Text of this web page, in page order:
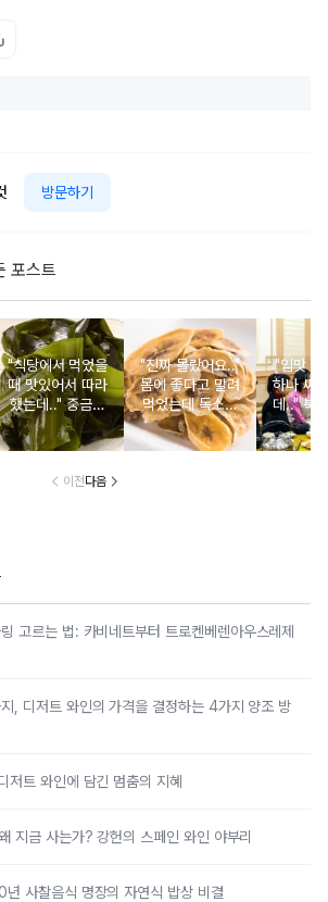
방문하기
포스트
"식당에서 먹었을
때 맛있어서 따라
했는데.." 중금속
싹 다 빠질 줄 몰
랐어요
"진짜 몰랐어요.."
몸에 좋다고 말려
먹었는데 독소를
먹고 있었던 의외
의 음식
"입맛 없
하나 싸
데.." 북
외로 안
건
이전다음
고르는 법: 카비네트부터 트로켄베렌아우스레제
, 디저트 와인의 가격을 결정하는 4가지 양조 방
저트 와인에 담긴 멈춤의 지혜
지금 사는가? 강헌의 스페인 와인 야부리
사찰음식 명장의 자연식 밥상 비결